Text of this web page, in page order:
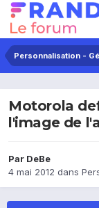
Personnalisation -
Motorola
l'image de
Par DeBe
4 mai 2012 dans